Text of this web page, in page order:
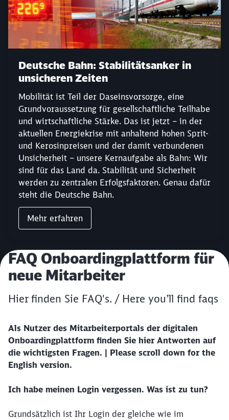
Deutsche Bahn: Stabilitätsanker in
unsicheren Zeiten
Mobilität ist Teil der Daseinsvorsorge, eine
Grundvoraussetzung für gesellschaftliche Teilhabe
und wirtschaftliche Stärke. Das ist jetzt – in der
aktuellen Energiekrise mit anhaltend hohen Sprit-
und Kerosinpreisen und der damit verbundenen
Unsicherheit – unsere Kernaufgabe als Bahn: Wir
sind für das Land da. Stabilität und Sicherheit
werden zu zentralen Erfolgsfaktoren. Genau dafür
steht die Deutsche Bahn.
Mehr erfahren
Artikel:
FAQ Onboardingplattform für
neue Mitarbeiter
Hier finden Sie FAQ's. / Here you’ll find faqs
Als Nutzer des Mitarbeiterportals der digitalen
Onboardingplattform finden Sie hier Antworten auf
die wichtigsten Fragen. | Please scroll down for the
English version.
Ich habe meinen Login vergessen. Was ist zu tun?
Grundsätzlich ist Ihr Login der gleiche wie im
Schließen
Möchten Sie zu weitergeleitet